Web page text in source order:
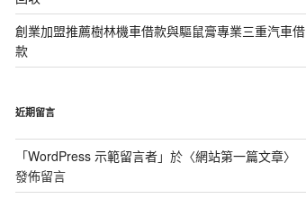
創業加盟推薦樹林機車借款與驅鼠膏專業三重汽車借
款
近期留言
「WordPress 示範留言者」於〈網站第一篇文章〉
發佈留言